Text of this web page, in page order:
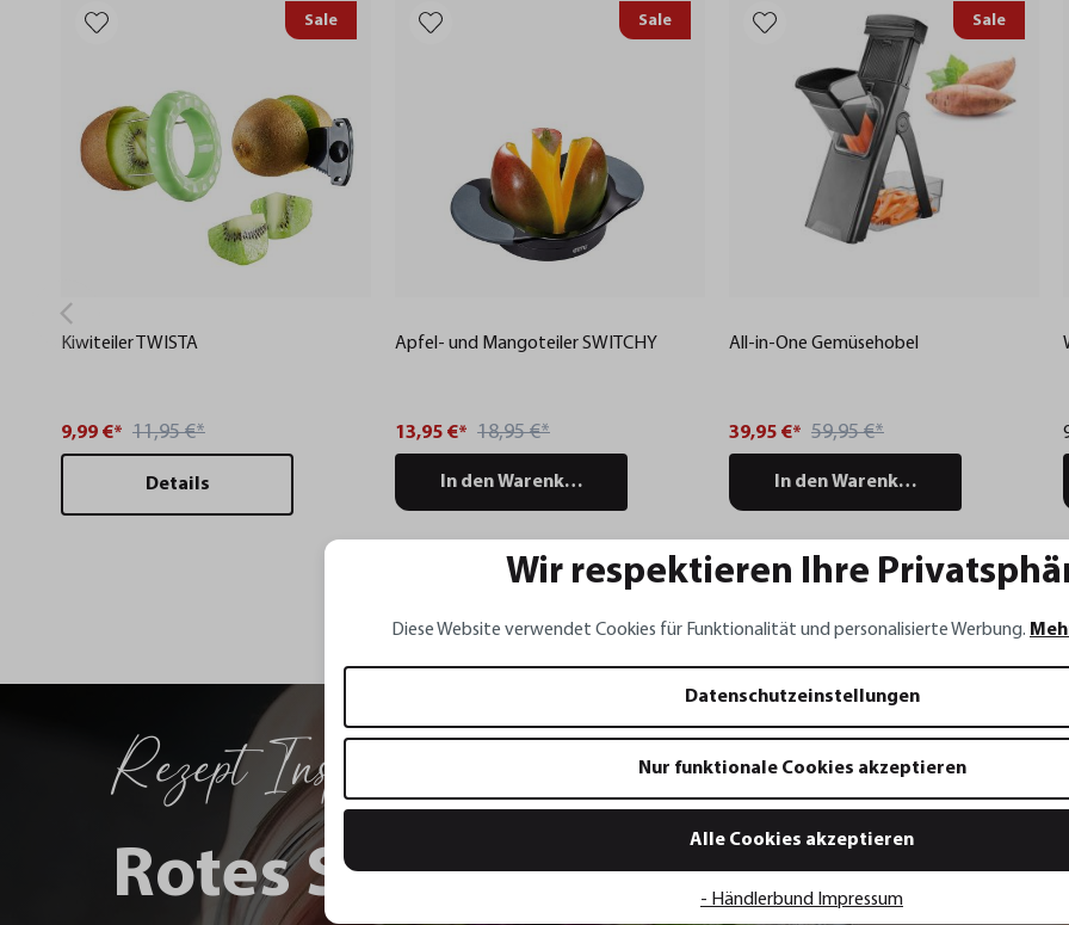
Sale
Kiwiteiler TWISTA
9,99 €* 11,95 €*
Details
Sale
Apfel- und Mangoteiler SWITCHY
13,95 €* 18,95 €*
In den Warenkorb
Sale
All-in-One Gemüsehobel
39,95 €* 59,95 €*
In den Warenkorb
Rezept Inspirationen
Rotes Sauerkraut mit
Wir respektieren Ihre
Diese Website verwendet Cookies für Funktionalität und personalisierte Werbung.
Datenschutzeinstellungen
Nur funktionale Cookies akzeptieren
Alle Cookies akzeptieren
- Händlerbund Impressum